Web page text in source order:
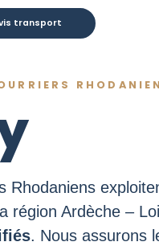
transport
Rhodaniens
région Ardèche –
. Nous assurons